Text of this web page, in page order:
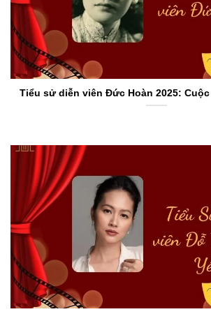
Tiểu sử diễn viên Đức Hoàn 2025: